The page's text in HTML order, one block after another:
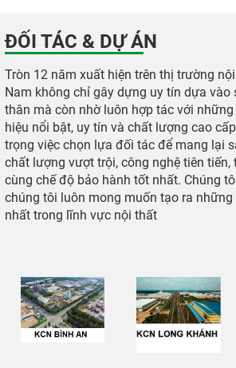
ĐỐI TÁC & DỰ ÁN
Tròn 12 năm xuất hiện trên thị trường
Nam không chỉ gây dựng uy tín dựa vào
thân mà còn nhờ luôn hợp tác với
hiệu nổi bật, uy tín và chất lượng cao
trọng việc chọn lựa đối tác để mang lại
chất lượng vượt trội, công nghệ tiên tiến,
cùng chế độ bảo hành tốt nhất. Chúng
chúng tôi luôn mong muốn tạo ra
nhất trong lĩnh vực nội thất